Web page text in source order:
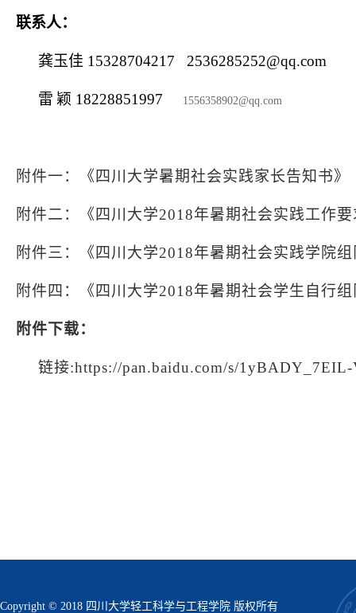
联系人：
龚玉佳 15328704217 2536285252@qq.com
雷 颖 18228851997 1556358902@qq.com
附件一：《四川大学暑期社会实践家长告知书》
附件二：《四川大学2018年暑期社会实践工作
附件三：《四川大学2018年暑期社会实践学院
附件四：《四川大学2018年暑期社会学生自行
附件下载：
链接:https://pan.baidu.com/s/
Copyright © 2018 四川大学轻工科学与工程学院 版权所有